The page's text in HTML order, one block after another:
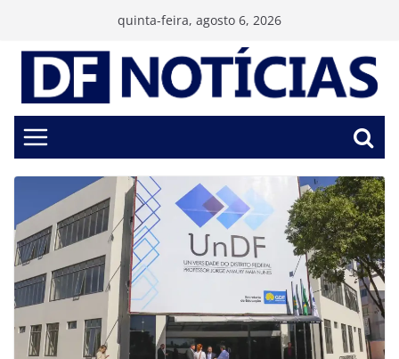
conteúdo
quinta-feira, agosto 6, 2026